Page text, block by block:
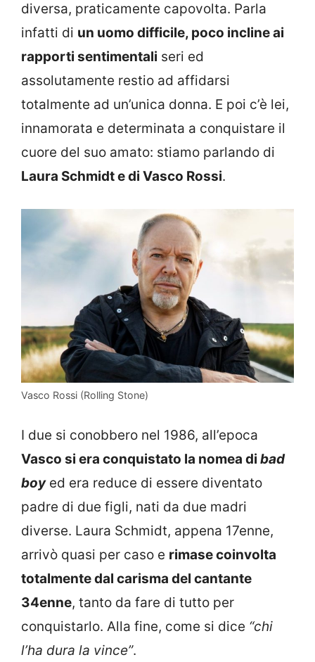
diversa, praticamente capovolta. Parla
infatti di un uomo difficile, poco incline ai
rapporti sentimentali seri ed
assolutamente restio ad affidarsi
totalmente ad un’unica donna. E poi c’è lei,
innamorata e determinata a conquistare il
cuore del suo amato: stiamo parlando di
Laura Schmidt e di Vasco Rossi.
Vasco Rossi (Rolling Stone)
I due si conobbero nel 1986, all’epoca
Vasco si era conquistato la nomea di bad
boyed era reduce di essere diventato
padre di due figli, nati da due madri
diverse. Laura Schmidt, appena 17enne,
arrivò quasi per caso e rimase coinvolta
totalmente dal carisma del cantante
34enne, tanto da fare di tutto per
conquistarlo. Alla fine, come si dice “chi
l’ha dura la vince”.